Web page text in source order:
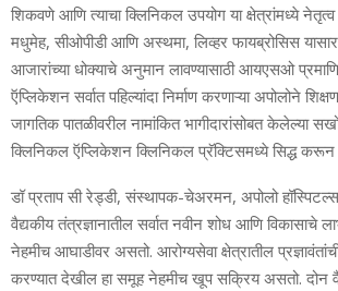
शिकवणे आणि त्याचा क्लिनिकल उपयोग या क्षेत्रांमध्ये
मधुमेह, सीओपीडी आणि अस्थमा, लिव्हर फायब्रोसिस
आजारांच्या धोक्याचे अनुमान लावण्यासाठी आयएसओ
ऍप्लिकेशन सर्वात पहिल्यांदा निर्माण करणाऱ्या अपोलोने
जागतिक पातळीवरील नामांकित भागीदारांसोबत केलेल्या
क्लिनिकल ऍप्लिकेशन क्लिनिकल प्रॅक्टिसमध्ये सिद्ध
डॉ प्रताप सी रेड्डी, संस्थापक-चेअरमन, अपोलो
वैद्यकीय तंत्रज्ञानातील सर्वात नवीन शोध आणि विकासाचे
नेहमीच आघाडीवर असतो. आरोग्यसेवा क्षेत्रातील
करण्यात देखील हा समूह नेहमीच खूप सक्रिय असतो. दोन